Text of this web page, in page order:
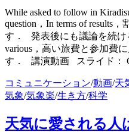
While asked to follow in
question，In terms of results
す． 発表後にも議論を続け
various，高い旅費と参加費
す． 講演動画 スライド：
コミュニケーション/動画/天
気象/気象楽/生き方/科学
天気に愛される人